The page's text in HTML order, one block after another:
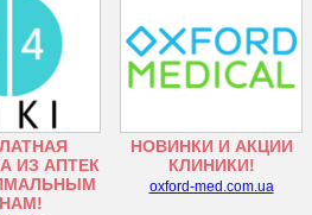
ИЗ АПТЕК
НОВИНКИ И АКЦИИ
КЛИНИКИ!
oxford-med.com.ua